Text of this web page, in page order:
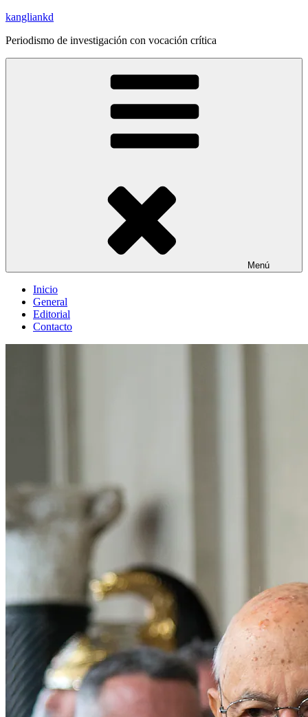
Saltar
contenido
kangliankd
Periodismo de investigación con vocación crítica
Menú
Inicio
General
Editorial
Contacto